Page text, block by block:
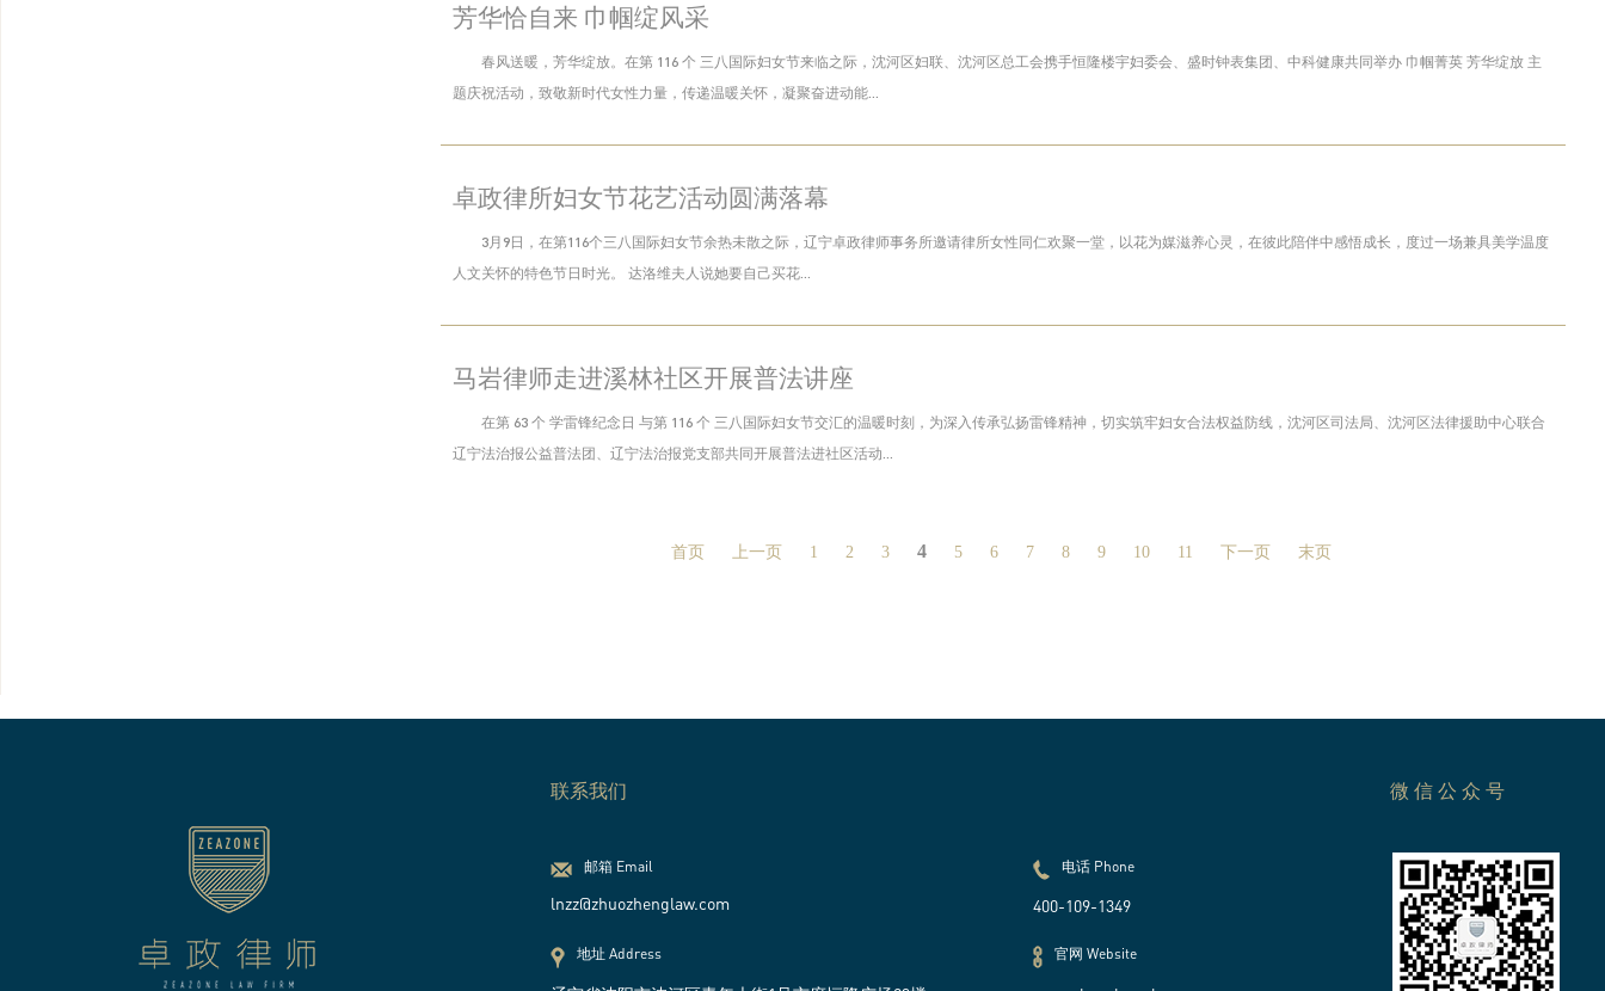
芳华恰自来 巾帼绽风采
春风送暖，芳华绽放。在第 116 个 三八国际妇女节来临之际，沈河区妇联、沈河区总工会携手恒隆楼宇妇委会、盛时钟表集团、中科健康共同举办 巾帼菁英 芳华绽放 主
题庆祝活动，致敬新时代女性力量，传递温暖关怀，凝聚奋进动能...
卓政律所妇女节花艺活动圆满落幕
3月9日，在第116个三八国际妇女节余热未散之际，辽宁卓政律师事务所邀请律所女性同仁欢聚一堂，以花为媒滋养心灵，在彼此陪伴中感悟成长，度过一场兼具美学温度
人文关怀的特色节日时光。 达洛维夫人说她要自己买花...
马岩律师走进溪林社区开展普法讲座
在第 63 个 学雷锋纪念日 与第 116 个 三八国际妇女节交汇的温暖时刻，为深入传承弘扬雷锋精神，切实筑牢妇女合法权益防线，沈河区司法局、沈河区法律援助中心联合
辽宁法治报公益普法团、辽宁法治报党支部共同开展普法进社区活动...
首页 上一页 1 2 3 4 5 6 7 8 9 10 11 下一页 末页
联系我们
邮箱 Email
lnzz@zhuozhenglaw.com
电话 Phone
400-109-1349
地址 Address 官网 Website
微信公众号